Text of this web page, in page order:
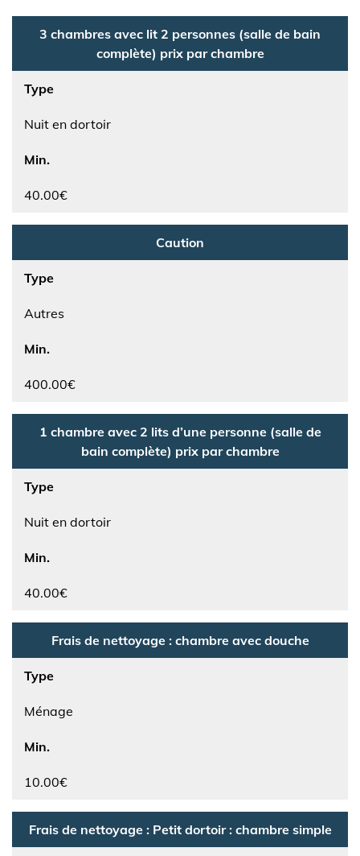
3 chambres avec lit 2 personnes (salle de bain
complète) prix par chambre
Type
Nuit en dortoir
Min.
40.00€
Caution
Type
Autres
Min.
400.00€
1 chambre avec 2 lits d’une personne (salle de
bain complète) prix par chambre
Type
Nuit en dortoir
Min.
40.00€
Frais de nettoyage : chambre avec douche
Type
Ménage
Min.
10.00€
Frais de nettoyage : Petit dortoir : chambre simple